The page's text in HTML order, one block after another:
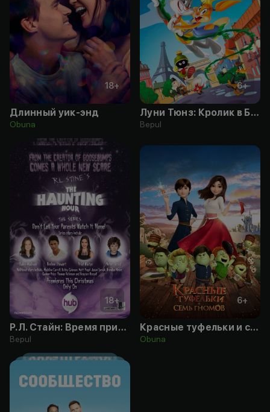
18+
Длинный уик-энд
Obuna
6+
Луни Тюнз: Кролик в Бегах
Bepul
18+
Р.Л. Стайн: Время призраков
Bepul
6+
Красные туфельки и семь гномов
Obuna